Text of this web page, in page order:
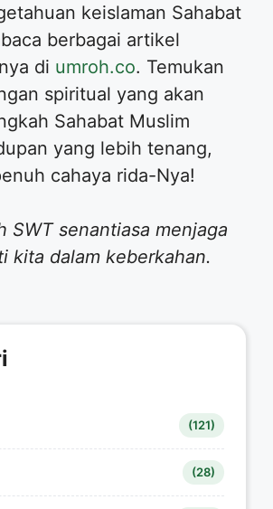
keislaman Sahabat
berbagai artikel
di umroh.co. Temukan
spiritual yang akan
Sahabat Muslim
yang lebih tenang,
cahaya rida-Nya!
SWT senantiasa menjaga
kita dalam keberkahan.
(121)
(28)